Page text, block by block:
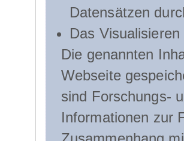
Datensätzen
Das
Die genannten
Webseite
sind Forschungs-
Informationen zur